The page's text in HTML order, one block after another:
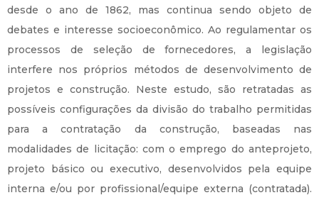
desde o ano de 1862, mas continua sendo objeto de
debates e interesse socioeconômico. Ao regulamentar os
processos de seleção de fornecedores, a legislação
interfere nos próprios métodos de desenvolvimento de
projetos e construção. Neste estudo, são retratadas as
possíveis configurações da divisão do trabalho permitidas
para a contratação da construção, baseadas nas
modalidades de licitação: com o emprego do anteprojeto,
projeto básico ou executivo, desenvolvidos pela equipe
interna e/ou por profissional/equipe externa (contratada).